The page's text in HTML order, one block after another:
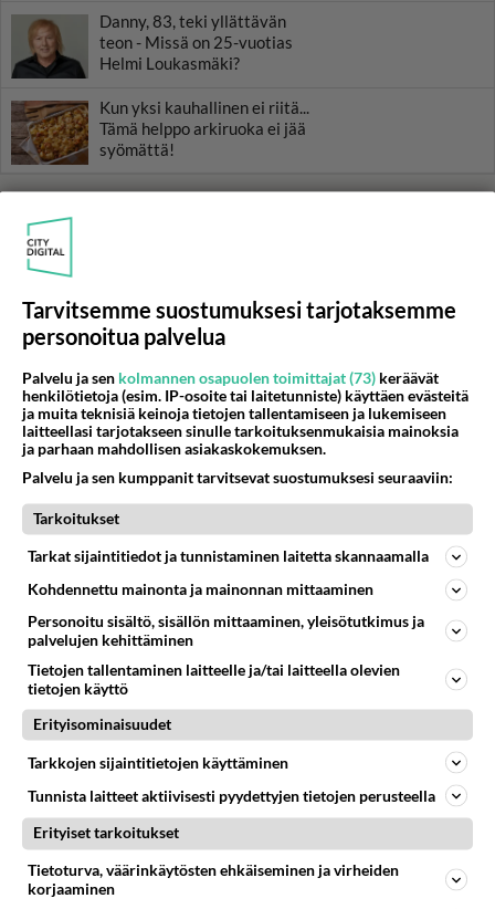
Danny, 83, teki yllättävän
teon - Missä on 25-vuotias
Helmi Loukasmäki?
Kun yksi kauhallinen ei riitä...
Tämä helppo arkiruoka ei jää
syömättä!
RESEPTIT
Klassiset Lindströmin pihvit
saavat vahvan värinsä
punajuuresta. Voi mitä
herkkua kertakaikkiaan!
Suppilovahverokeitto on
metsän antimia pullollaan.
Kasvisvoileipäkakku on
kätevä valinta, kun etsit
suurimmalle osalle
juhlavieraista sopivaa
voileipäkakkua.
Tarvitsemme suostumuksesi tarjotaksemme
personoitua palvelua
Palvelu ja sen kolmannen osapuolen toimittajat (73) keräävät
henkilötietoja (esim. IP-osoite tai laitetunniste) käyttäen evästeitä
ja muita teknisiä keinoja tietojen tallentamiseen ja lukemiseen
laitteellasi tarjotakseen sinulle tarkoituksenmukaisia mainoksia
ja parhaan mahdollisen asiakaskokemuksen.
Palvelu ja sen kumppanit tarvitsevat suostumuksesi seuraaviin:
Tarkoitukset
Tarkat sijaintitiedot ja tunnistaminen laitetta skannaamalla
Kohdennettu mainonta ja mainonnan mittaaminen
Personoitu sisältö, sisällön mittaaminen, yleisötutkimus ja
palvelujen kehittäminen
Tietojen tallentaminen laitteelle ja/tai laitteella olevien
tietojen käyttö
Erityisominaisuudet
Tarkkojen sijaintitietojen käyttäminen
Tunnista laitteet aktiivisesti pyydettyjen tietojen perusteella
Erityiset tarkoitukset
Tietoturva, väärinkäytösten ehkäiseminen ja virheiden
korjaaminen